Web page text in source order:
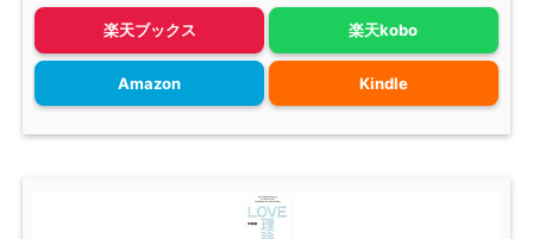
楽天ブックス 楽天kobo
Amazon Kindle